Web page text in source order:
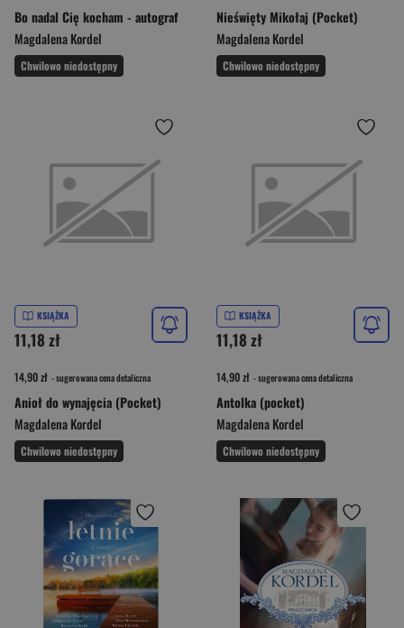
Bo nadal Cię kocham - autograf
Magdalena Kordel
Chwilowo niedostępny
Nieświęty Mikołaj (Pocket)
Magdalena Kordel
Chwilowo niedostępny
KSIĄŻKA
11,18 zł
14,90 zł - sugerowana cena detaliczna
Anioł do wynajęcia (Pocket)
Magdalena Kordel
Chwilowo niedostępny
KSIĄŻKA
11,18 zł
14,90 zł - sugerowana cena detaliczna
Antolka (pocket)
Magdalena Kordel
Chwilowo niedostępny